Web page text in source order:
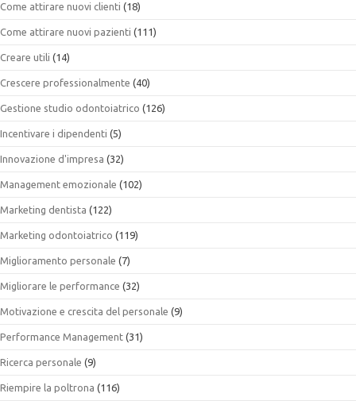
Come attirare nuovi clienti (18)
Come attirare nuovi pazienti (111)
Creare utili (14)
Crescere professionalmente (40)
Gestione studio odontoiatrico (126)
Incentivare i dipendenti (5)
Innovazione d'impresa (32)
Management emozionale (102)
Marketing dentista (122)
Marketing odontoiatrico (119)
Miglioramento personale (7)
Migliorare le performance (32)
Motivazione e crescita del personale (9)
Performance Management (31)
Ricerca personale (9)
Riempire la poltrona (116)